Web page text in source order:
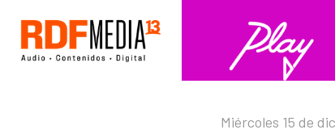
Miércoles 15 de